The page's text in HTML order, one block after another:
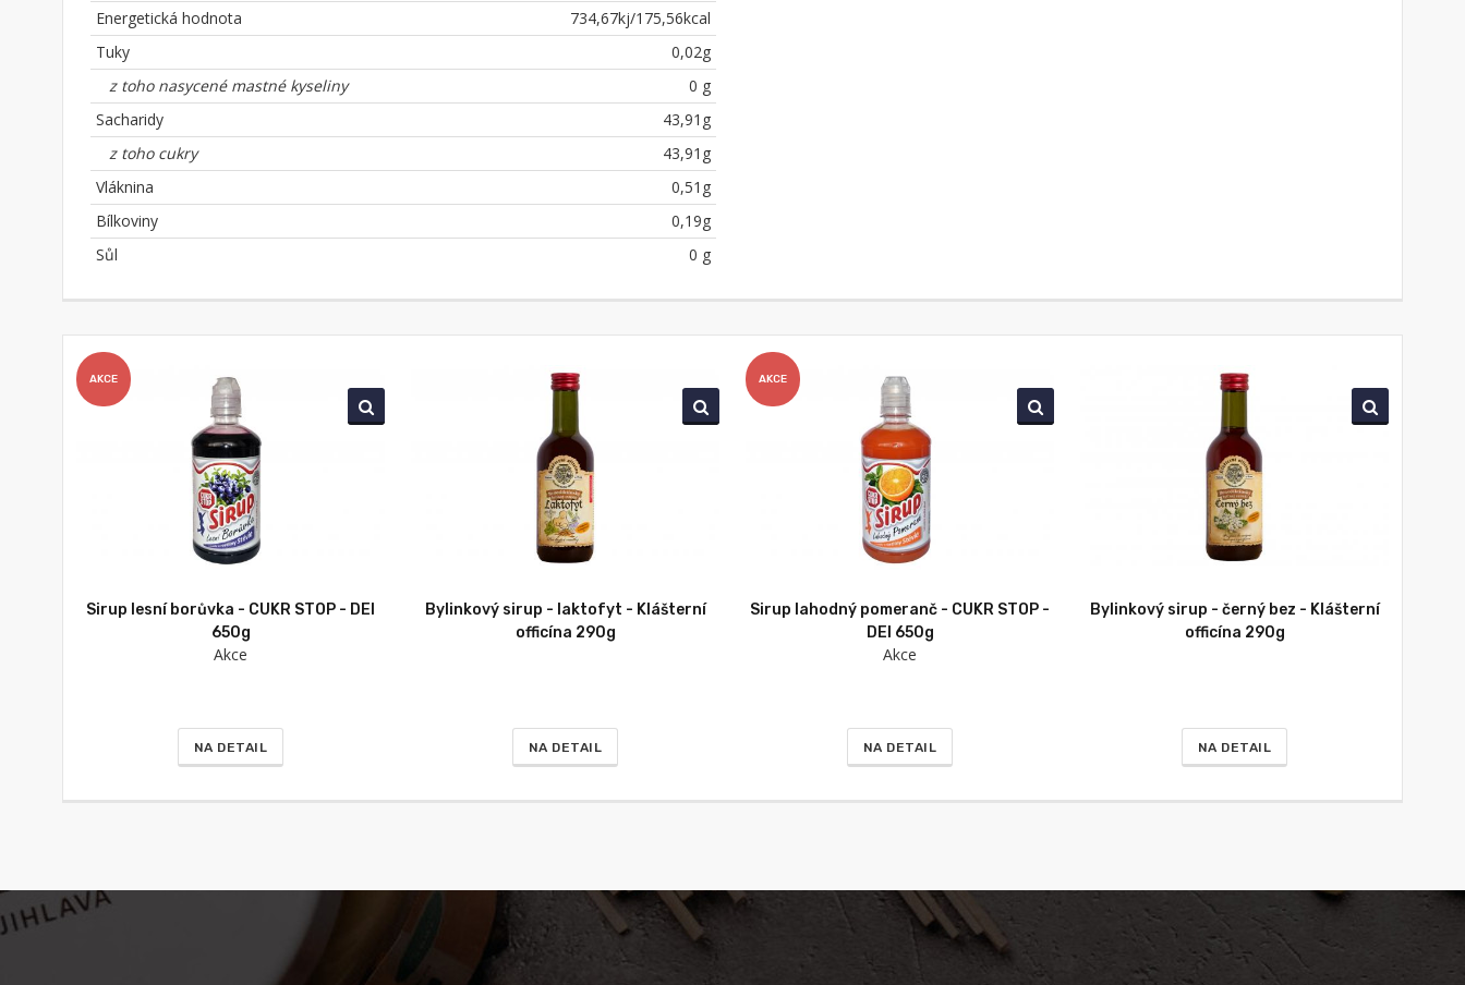
Energetická hodnota
734,67kj/175,56kcal
Tuky
0,02g
z toho nasycené mastné kyseliny
0 g
Sacharidy
43,91g
z toho cukry
43,91g
Vláknina
0,51g
Bílkoviny
0,19g
Sůl
0 g
AKCE
Sirup lesní borůvka - CUKR STOP - DEI
650g
Akce
NA DETAIL
Bylinkový sirup - laktofyt - Klášterní
officína 290g
NA DETAIL
AKCE
Sirup lahodný pomeranč - CUKR STOP -
DEI 650g
Akce
NA DETAIL
Bylinkový sirup - černý bez - Klášterní
officína 290g
NA DETAIL